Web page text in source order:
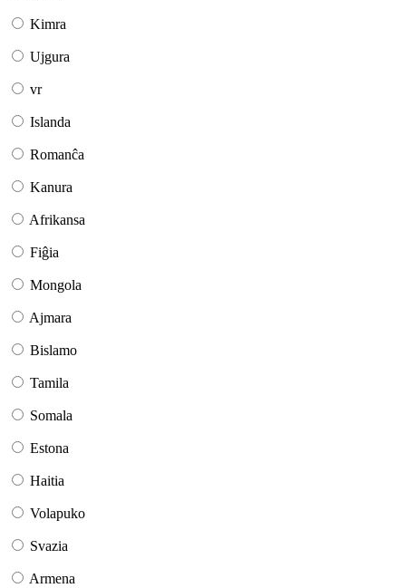
Kimra
Ujgura
vr
Islanda
Romanĉa
Kanura
Afrikansa
Fiĝia
Mongola
Ajmara
Bislamo
Tamila
Somala
Estona
Haitia
Volapuko
Svazia
Armena